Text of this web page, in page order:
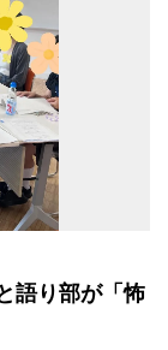
語り部が「怖